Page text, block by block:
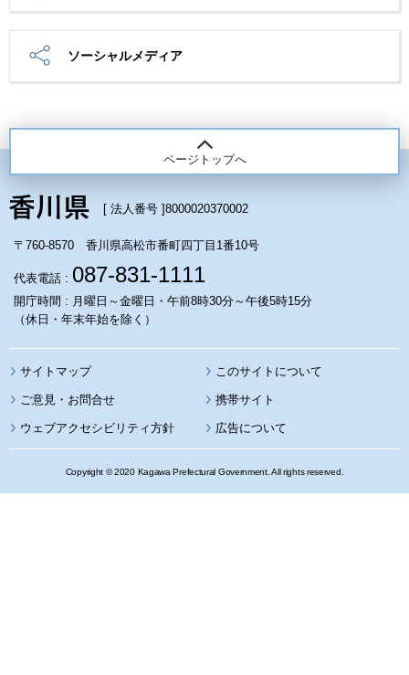
ソーシャルメディア
ページトップへ
[ 法人番号 ]8000020370002
〒760-8570 香川県高松市番町四丁目1番10号
代表電話 : 087-831-1111
開庁時間 : 月曜日～金曜日・午前8時30分～午後5時15分
（休日・年末年始を除く）
サイトマップ このサイトについて
携帯サイト
ウェブアクセシビリティ方針 広告について
Copyright © 2020 Kagawa Prefectural Government. All rights reserved.